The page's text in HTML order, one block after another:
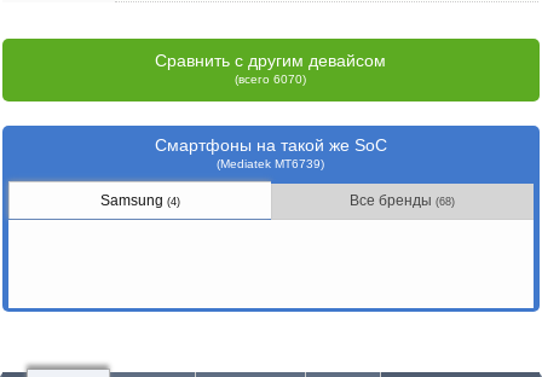
Сравнить с другим девайсом
(всего 6070)
Смартфоны на такой же SoC
(Mediatek MT6739)
Samsung (4) Все бренды(68)